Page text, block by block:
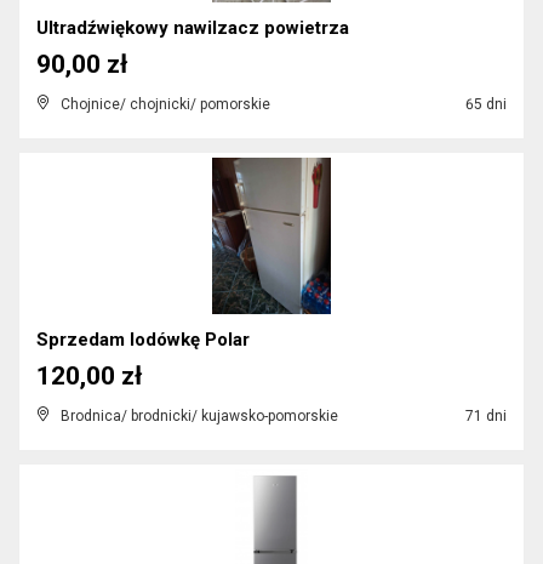
Ultradźwiękowy nawilzacz powietrza
Chojnice/ chojnicki/ pomorskie 65 dni
90,00 zł
Sprzedam lodówkę Polar
Brodnica/ brodnicki/ kujawsko-pomorskie 71 dni
120,00 zł